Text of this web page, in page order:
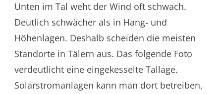
Unten im Tal weht der Wind oft schwach.
Deutlich schwächer als in Hang- und
Höhenlagen. Deshalb scheiden die meisten
Standorte in Tälern aus. Das folgende Foto
verdeutlicht eine eingekesselte Tallage.
Solarstromanlagen kann man dort betreiben,